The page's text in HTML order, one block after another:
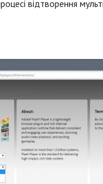
відтворення